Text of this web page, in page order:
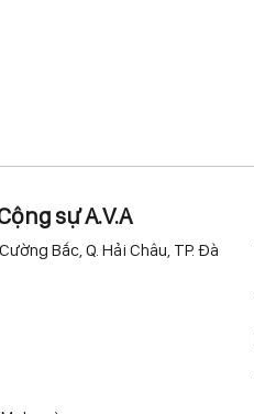
sự A.V.A
Bắc, Q. Hải Châu, TP. Đà